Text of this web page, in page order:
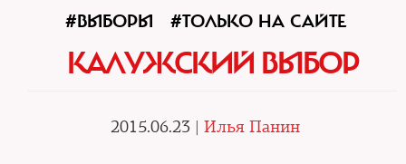
#ВЫБОРЫ #ТОЛЬКО НА САЙТЕ
КАЛУЖСКИЙ ВЫБОР
2015.06.23 | Илья Панин